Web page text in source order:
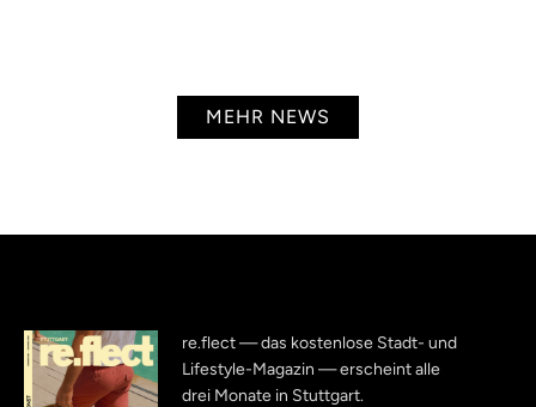
MEHR NEWS
re.flect — das kostenlose Stadt- und
Lifestyle-Magazin — erscheint alle
drei Monate in Stuttgart.